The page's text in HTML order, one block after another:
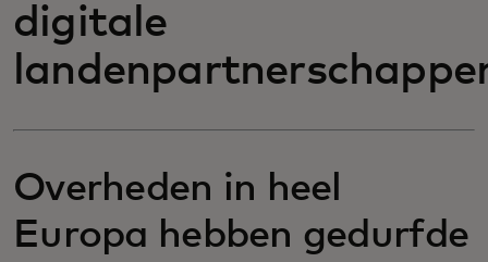
digitale
Overheden in heel
Europa hebben gedurfde